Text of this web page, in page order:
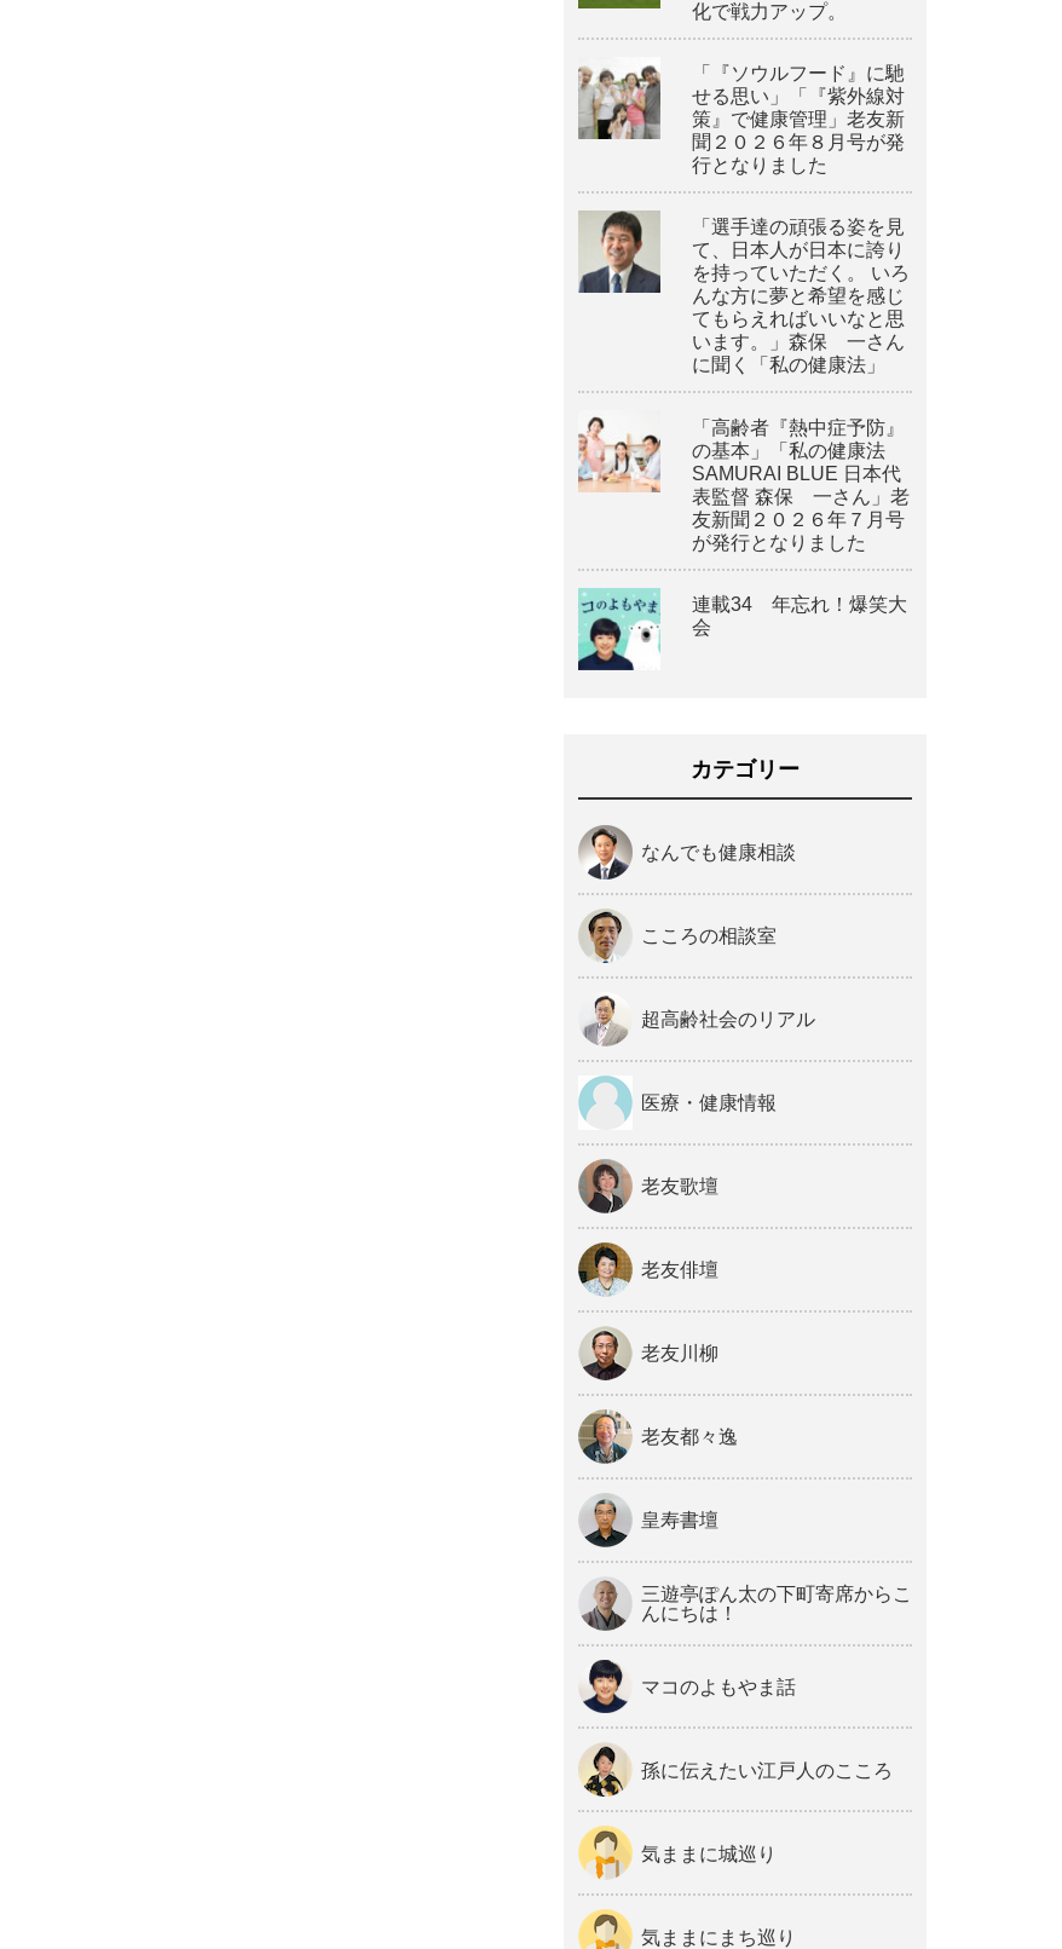
化で戦力アップ。
「『ソウルフード』に馳
せる思い」「『紫外線対
策』で健康管理」老友新
聞２０２６年８月号が発
行となりました
「選手達の頑張る姿を見
て、日本人が日本に誇り
を持っていただく。 いろ
んな方に夢と希望を感じ
てもらえればいいなと思
います。」森保 一さん
に聞く「私の健康法」
「高齢者『熱中症予防』
の基本」「私の健康法
SAMURAI BLUE 日本代
表監督 森保 一さん」老
友新聞２０２６年７月号
が発行となりました
連載34 年忘れ！爆笑大
会
カテゴリー
なんでも健康相談
こころの相談室
超高齢社会のリアル
医療・健康情報
老友歌壇
老友俳壇
老友川柳
老友都々逸
皇寿書壇
三遊亭ぽん太の下町寄席からこ
んにちは！
マコのよもやま話
孫に伝えたい江戸人のこころ
気ままに城巡り
気ままにまち巡り